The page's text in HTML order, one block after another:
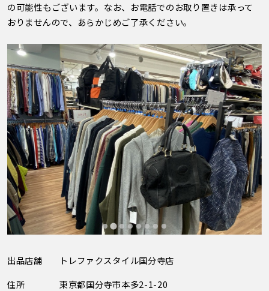
の可能性もございます。なお、お電話でのお取り置きは承って
おりませんので、あらかじめご了承ください。
出品店舗
トレファクスタイル国分寺店
住所
東京都国分寺市本多2-1-20